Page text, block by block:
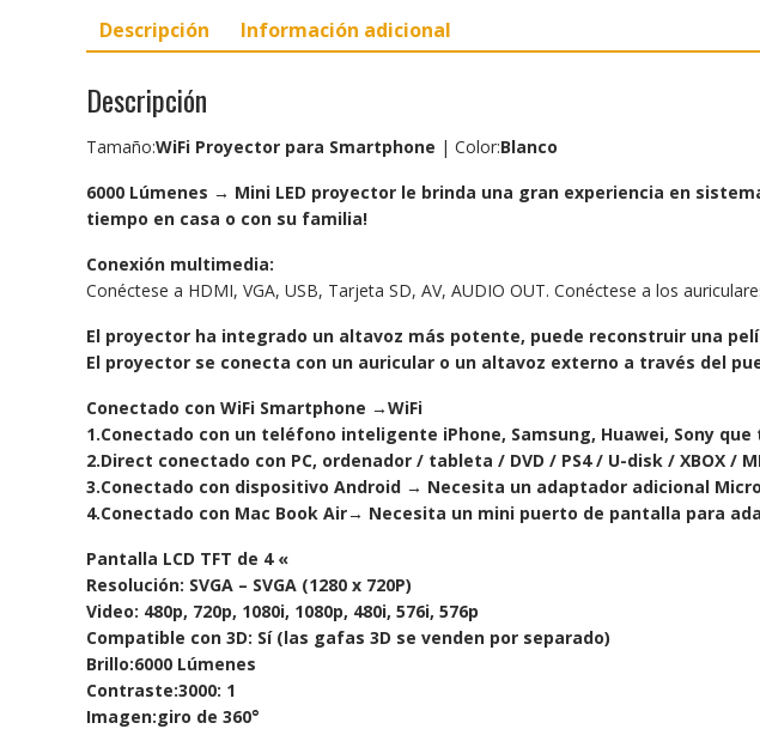
Descripción Información adicional
Descripción
Tamaño:WiFi Proyector para Smartphone | Color:Blanco
6000 Lúmenes → Mini LED proyector le brinda una gran experiencia en
tiempo en casa o con su familia!
Conexión multimedia:
Conéctese a HDMI, VGA, USB, Tarjeta SD, AV, AUDIO OUT. Conéctese a los
El proyector ha integrado un altavoz más potente, puede reconstruir una
El proyector se conecta con un auricular o un altavoz externo a través del
Conectado con WiFi Smartphone →WiFi
1.Conectado con un teléfono inteligente iPhone, Samsung, Huawei, Sony
2.Direct conectado con PC, ordenador / tableta / DVD / PS4 / U-disk / XBOX /
3.Conectado con dispositivo Android → Necesita un adaptador adicional Micro
4.Conectado con Mac Book Air→ Necesita un mini puerto de pantalla para
Pantalla LCD TFT de 4 «
Resolución: SVGA – SVGA (1280 x 720P)
Video: 480p, 720p, 1080i, 1080p, 480i, 576i, 576p
Compatible con 3D: Sí (las gafas 3D se venden por separado)
Brillo:6000 Lúmenes
Contraste:3000: 1
Imagen:giro de 360°